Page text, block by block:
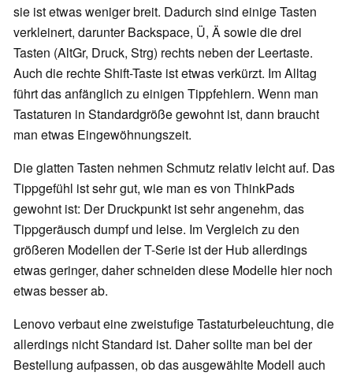
sie ist etwas weniger breit. Dadurch sind einige Tasten
verkleinert, darunter Backspace, Ü, Ä sowie die drei
Tasten (AltGr, Druck, Strg) rechts neben der Leertaste.
Auch die rechte Shift-Taste ist etwas verkürzt. Im Alltag
führt das anfänglich zu einigen Tippfehlern. Wenn man
Tastaturen in Standardgröße gewohnt ist, dann braucht
man etwas Eingewöhnungszeit.
Die glatten Tasten nehmen Schmutz relativ leicht auf. Das
Tippgefühl ist sehr gut, wie man es von ThinkPads
gewohnt ist: Der Druckpunkt ist sehr angenehm, das
Tippgeräusch dumpf und leise. Im Vergleich zu den
größeren Modellen der T-Serie ist der Hub allerdings
etwas geringer, daher schneiden diese Modelle hier noch
etwas besser ab.
Lenovo verbaut eine zweistufige Tastaturbeleuchtung, die
allerdings nicht Standard ist. Daher sollte man bei der
Bestellung aufpassen, ob das ausgewählte Modell auch